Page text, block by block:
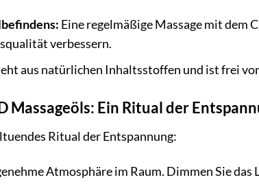
Eine regelmäßige Massage mit dem
verbessern.
aus natürlichen Inhaltsstoffen und ist frei
Massageöls: Ein Ritual der
Ritual der Entspannung:
Atmosphäre im Raum. Dimmen Sie das